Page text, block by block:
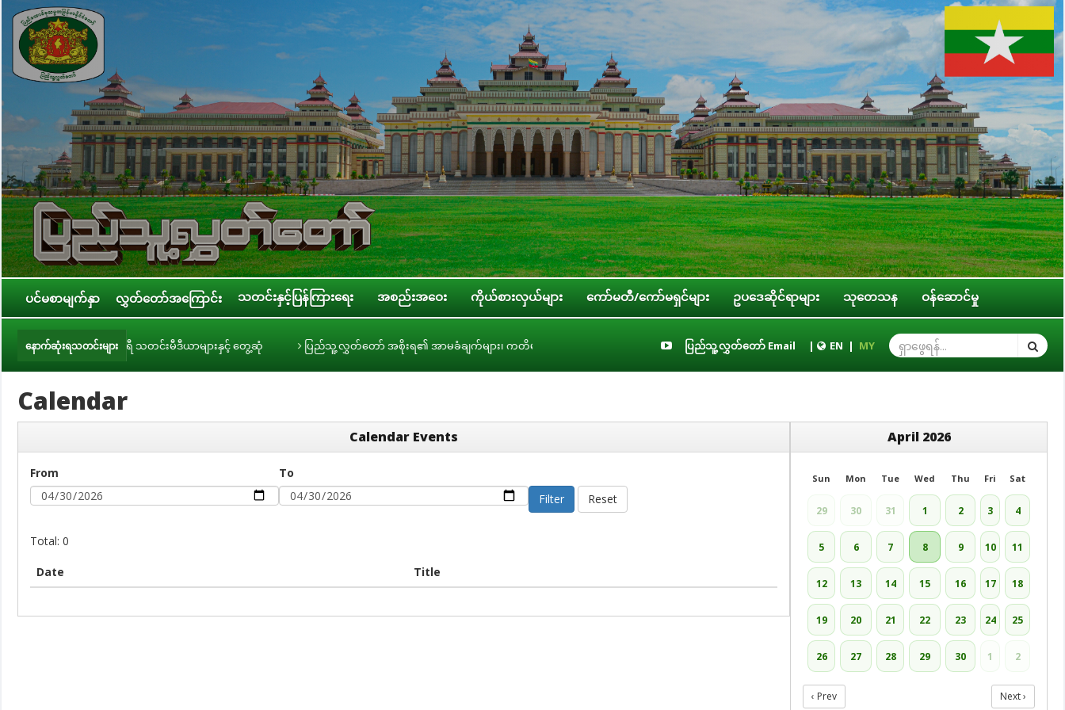
ပင်မစာမျက်နှာ လွှတ်တော်အကြောင်း သတင်းနှင့်ပြန်ကြားရေး အစည်းအဝေး ကိုယ်စားလှယ်များ ကော်မတီ/ကော်မရှင်များ ဥပဒေဆိုင်ရာများ သုတေသန ဝန်ဆောင်မှု
နောက်ဆုံးရသတင်းများ
ကဋ္ဌ ဦးခင်ရီ သတင်းမီဒီယာများနှင့် တွေ့ဆုံ ပြည်သူ့လွှတ်တော် အစိုးရ၏ အာမခံချက်များ၊ ကတိများနှင့် တာဝန်ခံချက်များစိစစ်ရေးကော်မတီနှင့် ပြည်ထောင်စုအဆင့် အဖွဲ့အစည်းများ၊ ဝန်ကြီးဌာနများ၊ တိုင်းဒေသကြီး/ပြည်နယ် အစိုးရ
ပြည်သူ့လွှတ်တော် Email | EN | MY
Calendar
Calendar Events
From
To
Filter
Reset
Total: 0
Date Title
April 2026
Sun Mon Tue Wed Thu Fri Sat
29 30 31 1 2 3 4
5 6 7 8 9 10 11
12 13 14 15 16 17 18
19 20 21 22 23 24 25
26 27 28 29 30 1 2
‹ Prev Next ›